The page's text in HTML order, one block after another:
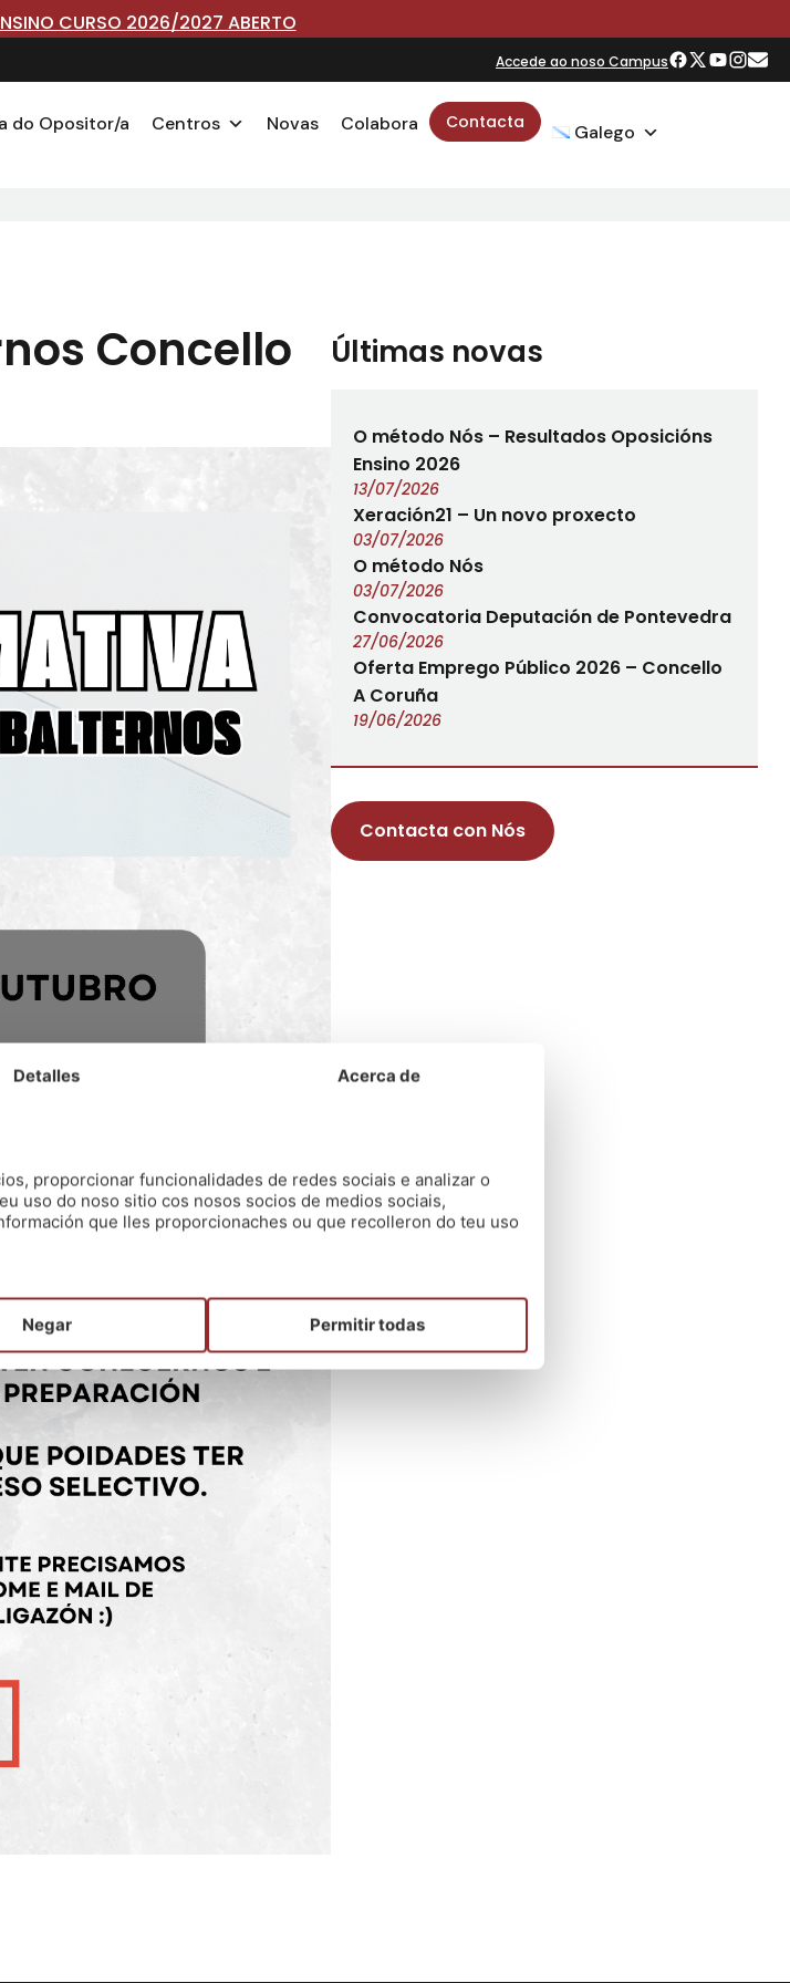
CURSO 2026/2027 ABERTO
Accede ao noso Campus
do Opositor/a Centros Novas Colabora Contacta Galego
Concello
Últimas novas
O método Nós – Resultados Oposicións
Ensino 2026
13/07/2026
Xeración21 – Un novo proxecto
03/07/2026
O método Nós
03/07/2026
Convocatoria Deputación de Pontevedra
27/06/2026
Oferta Emprego Público 2026 – Concello
A Coruña
19/06/2026
Contacta con Nós
Detalles Acerca de
proporcionar funcionalidades de redes sociais e analizar o
uso do noso sitio cos nosos socios de medios sociais,
que lles proporcionaches ou que recolleron do teu uso
Negar Permitir todas